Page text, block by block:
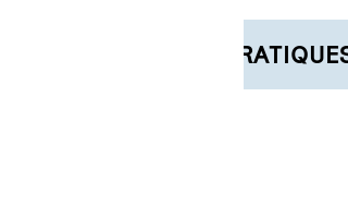
INFORMATIONS PRATIQUES